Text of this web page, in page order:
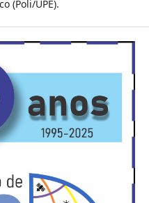
(Poli/UPE).